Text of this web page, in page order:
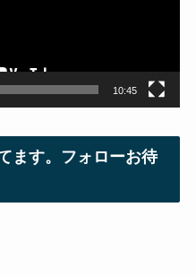
10:45
ます。フォローお待